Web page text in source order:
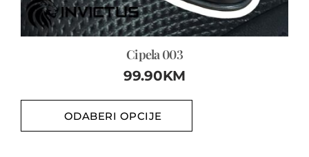
Cipela 003
99.90KM
ODABERI OPCIJE